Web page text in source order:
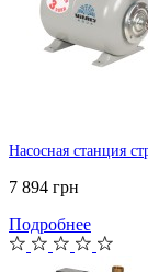
Насосная станция
7 894 грн
Подробнее